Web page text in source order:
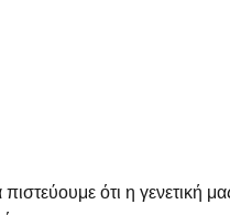
ότι η γενετική